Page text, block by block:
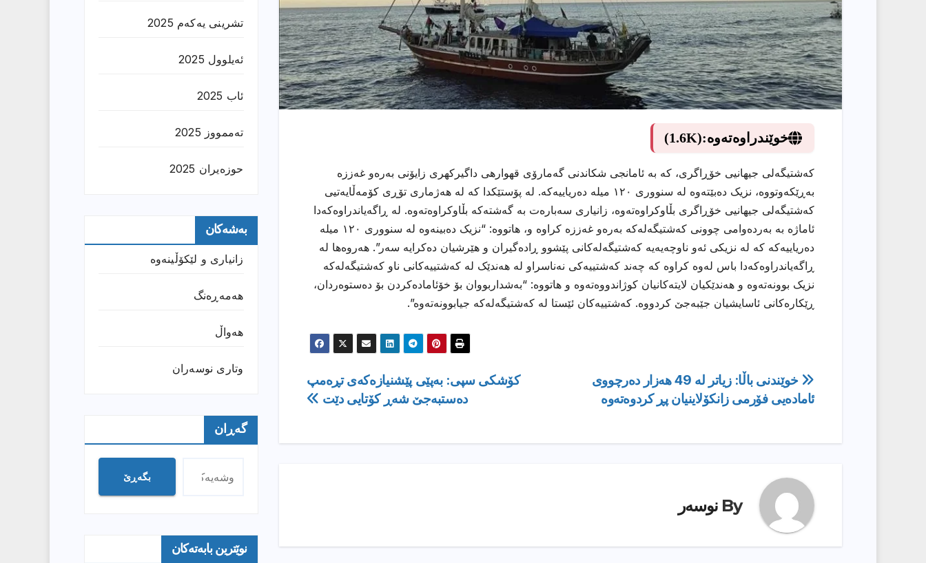
خوێندراوەتەوە:(1.6K)
کەشتیگەلی جیهانیی خۆڕاگری، کە بە ئامانجی شکاندنی گەمارۆی قهوارهی داگیركهری زایۆنی بەرەو غەززە
بەڕێکەوتووە، نزیک دەبێتەوە لە سنووری ١٢٠ میلە دەریاییەکە. لە پۆستێکدا کە لە هەژماری تۆڕی کۆمەڵایەتیی
کەشتیگەلی جیهانیی خۆڕاگری بڵاوکراوەتەوە، زانیاری سەبارەت بە گەشتەکە بڵاوکراوەتەوە. لە ڕاگەیاندراوەکەدا
ئاماژە بە بەردەوامی چوونی کەشتیگەلەکە بەرەو غەززە کراوە و، هاتووە: “نزیک دەبینەوە لە سنووری ١٢٠ میلە
دەریاییەکە کە لە نزیکی ئەو ناوچەیەیە کەشتیگەلەکانی پێشوو ڕادەگیران و هێرشیان دەکرایە سەر”. هەروەها لە
ڕاگەیاندراوەکەدا باس لەوە کراوە کە چەند کەشتییەکی نەناسراو لە هەندێک لە کەشتییەکانی ناو کەشتیگەلەکە
نزیک بوونەتەوە و هەندێکیان لایتەکانیان کوژاندووەتەوە و هاتووە: “بەشداربووان بۆ خۆئامادەکردن بۆ دەستوەردان،
ڕێکارەکانی ئاسایشیان جێبەجێ کردووە. کەشتییەکان ئێستا لە کەشتیگەلەکە جیابوونەتەوە”.
ڕێدۆزیی
بابەت
كۆشكی سپی: به‌پێی پێشنیازه‌كه‌ی تڕه‌مپ
ده‌ستبه‌جێ شه‌ڕ كۆتایی دێت
خوێندنى باڵا: زیاتر له‌ 49 هه‌زار دەرچووى
ئامادەیی فۆرمی زانكۆلاینیان پڕ كردوه‌ته‌وه‌
By نوسەر
تشرینی یەکەم 2025
ئەیلوول 2025
ئاب 2025
تەممووز 2025
حوزه‌یران 2025
بەشەکان
زانیارى و لێکۆڵینەوە
هەمەڕەنگ
هەواڵ
وتارى نوسەران
گەڕان
بگەڕێ
نوێترین بابەتەکان